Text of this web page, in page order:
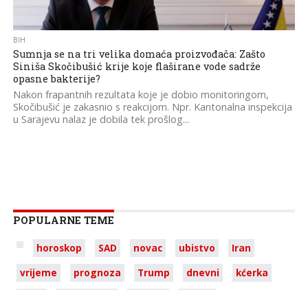
BIH
Sumnja se na tri velika domaća proizvođača: Zašto
Siniša Skočibušić krije koje flaširane vode sadrže
opasne bakterije?
Nakon frapantnih rezultata koje je dobio monitoringom,
Skočibušić je zakasnio s reakcijom. Npr. Kantonalna inspekcija
u Sarajevu nalaz je dobila tek prošlog...
POPULARNE TEME
horoskop SAD novac ubistvo
Iran
vrijeme
prognoza Trump dnevni
kćerka